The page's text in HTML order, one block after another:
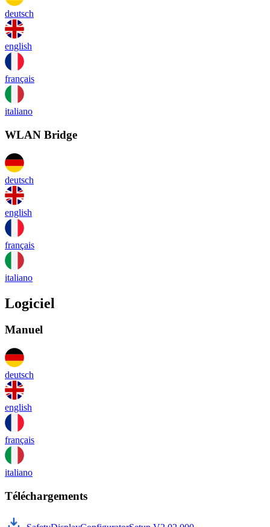
deutsch
english
français
italiano
WLAN Bridge
deutsch
english
français
italiano
Logiciel
Manuel
deutsch
english
français
italiano
Téléchargements